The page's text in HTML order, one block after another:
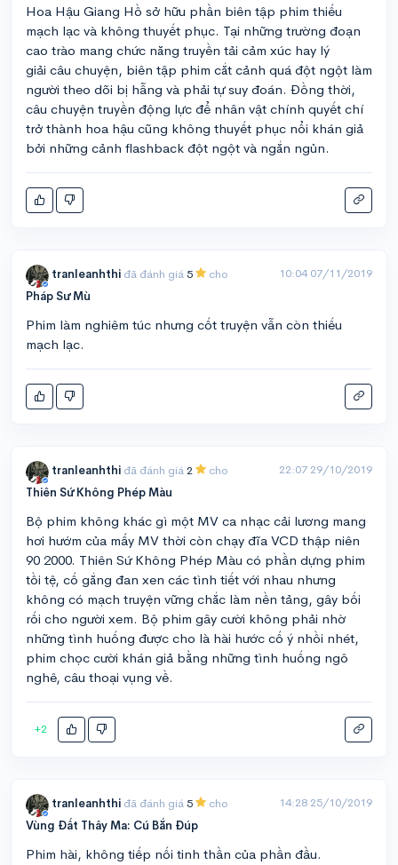
Hoa Hậu Giang Hồ sở hữu phần biên tập phim thiếu
mạch lạc và không thuyết phục. Tại những trường đoạn
cao trào mang chức năng truyền tải cảm xúc hay lý
giải câu chuyện, biên tập phim cắt cảnh quá đột ngột làm
người theo dõi bị hẫng và phải tự suy đoán. Đồng thời,
câu chuyện truyền động lực để nhân vật chính quyết chí
trở thành hoa hậu cũng không thuyết phục nổi khán giả
bởi những cảnh flashback đột ngột và ngắn ngủn.
tranleanhthi đã đánh giá 5
cho
Pháp Sư Mù
10:04 07/11/2019
Phim làm nghiêm túc nhưng cốt truyện vẫn còn thiếu
mạch lạc.
tranleanhthi đã đánh giá2
cho
Thiên Sứ Không Phép Màu
22:07 29/10/2019
Bộ phim không khác gì một MV ca nhạc cải lương mang
hơi hướm của mấy MV thời còn chạy đĩa VCD thập niên
90 2000. Thiên Sứ Không Phép Màu có phần dựng phim
tồi tệ, cố gắng đan xen các tình tiết với nhau nhưng
không có mạch truyện vững chắc làm nền tảng, gây bối
rối cho người xem. Bộ phim gây cười không phải nhờ
những tình huống được cho là hài hước cố ý nhồi nhét,
phim chọc cười khán giả bằng những tình huống ngô
nghê, câu thoại vụng về.
+2
tranleanhthi đã đánh giá 5
cho
Vùng Đất Thây Ma: Cú Bắn Đúp
14:28 25/10/2019
Phim hài, không tiếp nối tinh thần của phần đầu.